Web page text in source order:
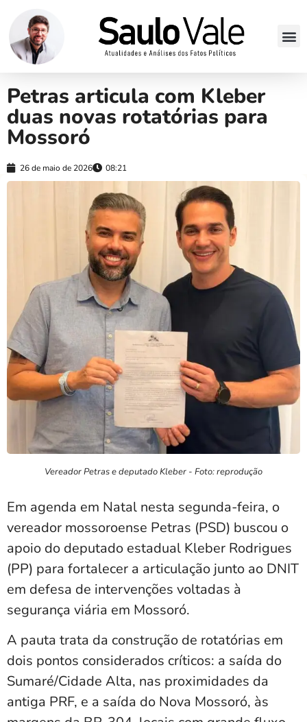
Petras articula com Kleber
duas novas rotatórias para
Mossoró
26 de maio de 2026 08:21
Vereador Petras e deputado Kleber - Foto: reprodução
Em agenda em Natal nesta segunda-feira, o
vereador mossoroense Petras (PSD) buscou o
apoio do deputado estadual Kleber Rodrigues
(PP) para fortalecer a articulação junto ao DNIT
em defesa de intervenções voltadas à
segurança viária em Mossoró.
A pauta trata da construção de rotatórias em
dois pontos considerados críticos: a saída do
Sumaré/Cidade Alta, nas proximidades da
antiga PRF, e a saída do Nova Mossoró, às